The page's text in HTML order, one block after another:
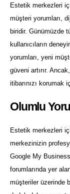
Estetik merkezleri
müşteri yorumları,
biridir. Günümüzde
kullanıcıların
yorumları, yeni
güveni artırır.
itibarınızı korumak
Olumlu
Estetik merkezleri
merkezinizin
Google My
forumlarında yer
müşteriler üzerinde